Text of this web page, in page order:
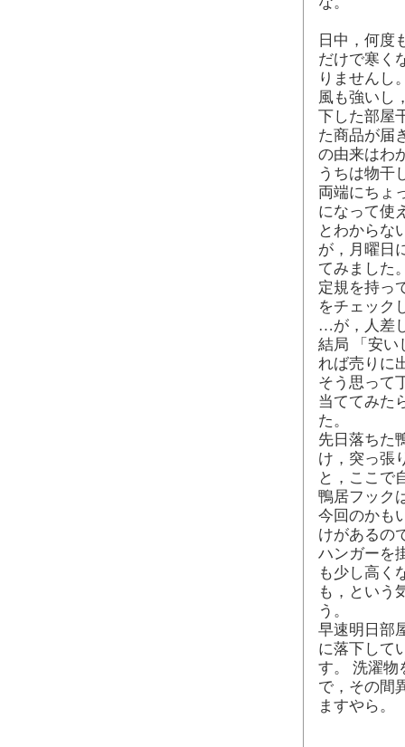
日中，何度
だけで寒く
りませんし
風も強いし
下した部屋
た商品が届
の由来はわ
うちは物干
両端にちょ
になって使
とわからな
が，月曜日
てみました
定規を持っ
をチェック
…が，人差
結局 「安い
れば売りに
そう思って
当ててみた
た。
先日落ちた
け，突っ張
と，ここで
鴨居フック
今回のかも
けがあるの
ハンガーを
も少し高く
も，という
う。
早速明日部
に落下して
す。 洗濯物
で，その間
ますやら。